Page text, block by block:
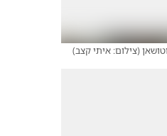
(צילום: איתי קצב)